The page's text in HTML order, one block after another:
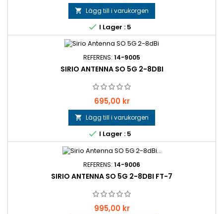
 Lägg till i varukorgen
 I Lager : 5
REFERENS: 14-9005
SIRIO ANTENNA SO 5G 2-8DBI
Pris
695,00 kr
 Lägg till i varukorgen
 I Lager : 5
REFERENS: 14-9006
SIRIO ANTENNA SO 5G 2-8DBI FT-7
Pris
995,00 kr